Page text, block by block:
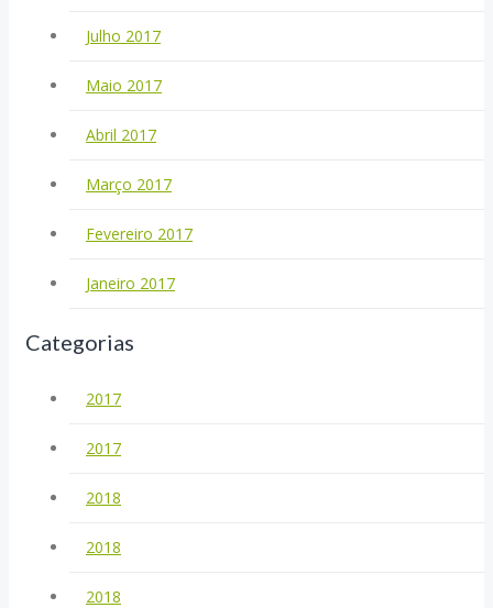
Julho 2017
Maio 2017
Abril 2017
Março 2017
Fevereiro 2017
Janeiro 2017
Categorias
2017
2017
2018
2018
2018